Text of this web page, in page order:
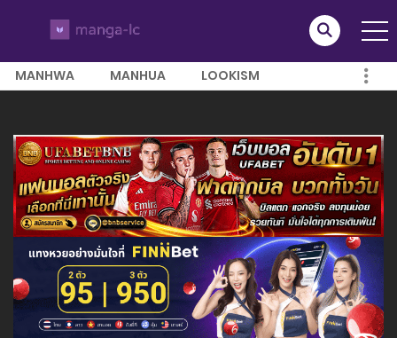
MANHWA MANHUA LOOKISM